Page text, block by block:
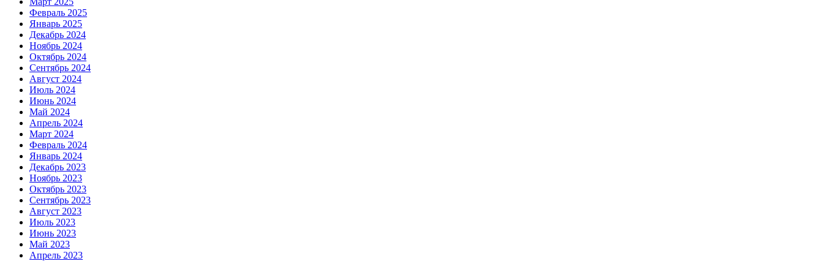
Февраль 2025
Январь 2025
Декабрь 2024
Ноябрь 2024
Октябрь 2024
Сентябрь 2024
Август 2024
Июль 2024
Июнь 2024
Май 2024
Апрель 2024
Март 2024
Февраль 2024
Январь 2024
Декабрь 2023
Ноябрь 2023
Октябрь 2023
Сентябрь 2023
Август 2023
Июль 2023
Июнь 2023
Май 2023
Апрель 2023